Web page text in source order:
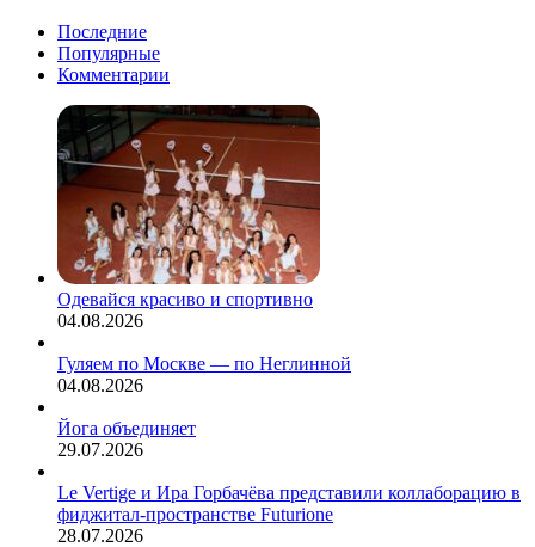
Последние
Популярные
Комментарии
Одевайся красиво и спортивно
04.08.2026
Гуляем по Москве — по Неглинной
04.08.2026
Йога объединяет
29.07.2026
Le Vertige и Ира Горбачёва представили коллаборацию в
фиджитал-пространстве Futurione
28.07.2026